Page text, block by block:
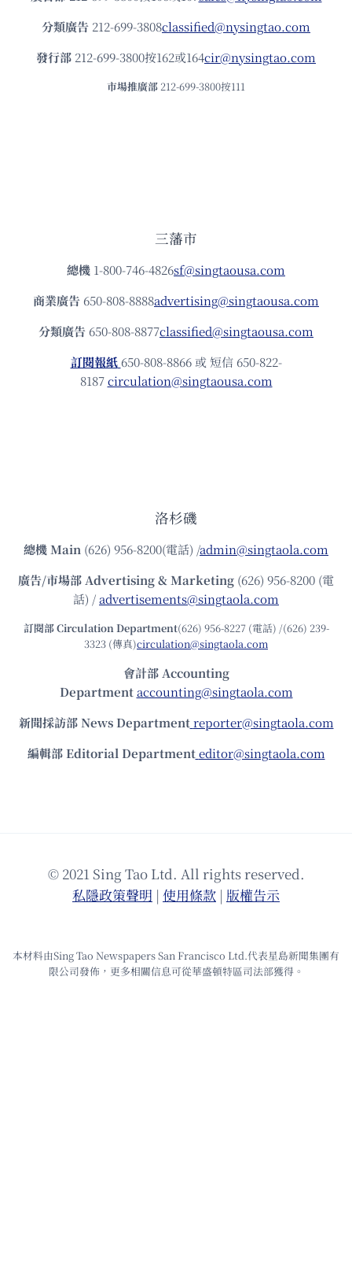
分類廣告 212-699-3808classified@nysingtao.com
發⾏部 212-699-3800按162或164cir@nysingtao.com
市場推廣部 212-699-3800按111
三藩市
總機 1-800-746-4826sf@singtaousa.com
商業廣告 650-808-8888advertising@singtaousa.com
分類廣告 650-808-8877classified@singtaousa.com
訂閱報紙 650-808-8866 或 短信 650-822-
8187circulation@singtaousa.com
洛杉磯
總機Main (626) 956-8200(電話) /admin@singtaola.com
廣告/市場部Advertising & Marketing (626) 956-8200 (電
話) /advertisements@singtaola.com
訂閱部 Circulation Department(626) 956-8227 (電話) /(626) 239-
3323 (傳真)circulation@singtaola.com
會計部 Accounting
Department accounting@singtaola.com
新聞採訪部 News Department reporter@singtaola.com
編輯部 Editorial Department editor@singtaola.com
© 2021 Sing Tao Ltd. All rights reserved.
私隱政策聲明 | 使⽤條款 | 版權告⽰
本材料由Sing Tao Newspapers San Francisco Ltd.代表星島新聞集團有
限公司發佈，更多相關信息可從華盛頓特區司法部獲得。